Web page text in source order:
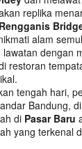
replika
Rengganis
alam
lawatan dengan
restoran
tengah hari,
Bandung,
di Pasar Baru
yang terkenal